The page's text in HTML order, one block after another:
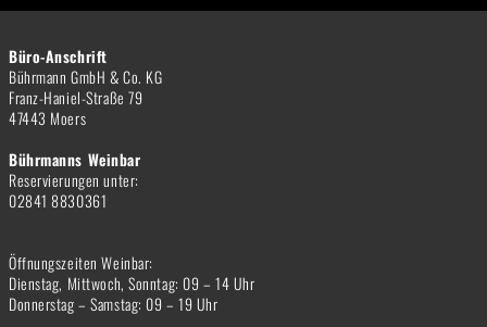
Büro-Anschrift
Bührmann GmbH & Co. KG
Franz-Haniel-Straße 79
47443 Moers
Bührmanns Weinbar
Reservierungen unter:
02841 8830361
Öffnungszeiten Weinbar:
Dienstag, Mittwoch, Sonntag: 09 – 14 Uhr
Donnerstag – Samstag: 09 – 19 Uhr